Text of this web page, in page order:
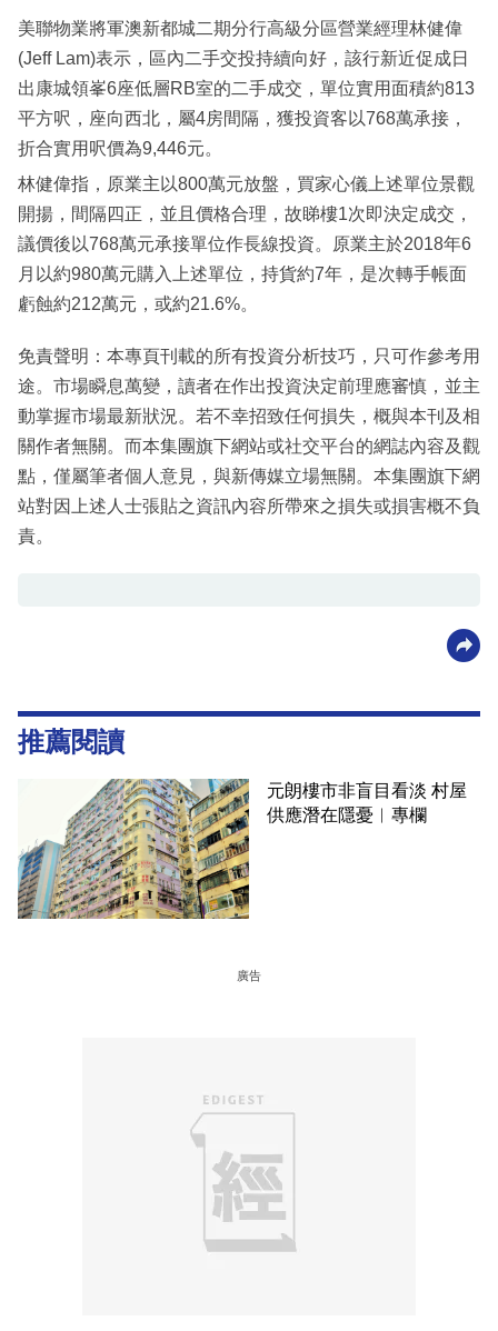
美聯物業將軍澳新都城二期分行高級分區營業經理林健偉
(Jeff Lam)表示，區內二手交投持續向好，該行新近促成日
出康城領峯6座低層RB室的二手成交，單位實用面積約813
平方呎，座向西北，屬4房間隔，獲投資客以768萬承接，
折合實用呎價為9,446元。
林健偉指，原業主以800萬元放盤，買家心儀上述單位景觀
開揚，間隔四正，並且價格合理，故睇樓1次即決定成交，
議價後以768萬元承接單位作長線投資。原業主於2018年6
月以約980萬元購入上述單位，持貨約7年，是次轉手帳面
虧蝕約212萬元，或約21.6%。
免責聲明：本專頁刊載的所有投資分析技巧，只可作參考用
途。市場瞬息萬變，讀者在作出投資決定前理應審慎，並主
動掌握市場最新狀況。若不幸招致任何損失，概與本刊及相
關作者無關。而本集團旗下網站或社交平台的網誌內容及觀
點，僅屬筆者個人意見，與新傳媒立場無關。本集團旗下網
站對因上述人士張貼之資訊內容所帶來之損失或損害概不負
責。
推薦閱讀
元朗樓市非盲目看淡 村屋
供應潛在隱憂︳專欄
廣告